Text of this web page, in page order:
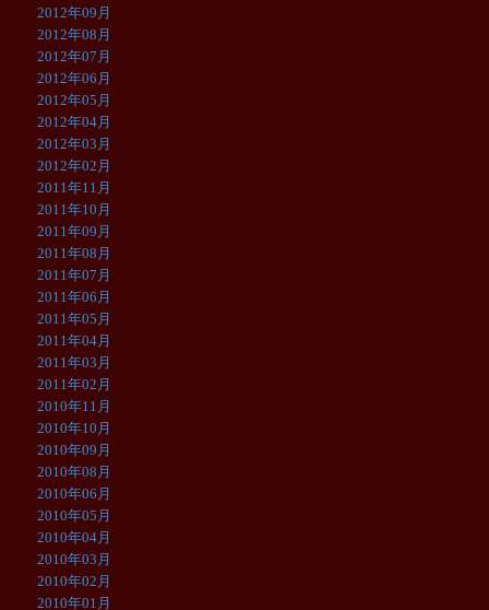
2012年09月
2012年08月
2012年07月
2012年06月
2012年05月
2012年04月
2012年03月
2012年02月
2011年11月
2011年10月
2011年09月
2011年08月
2011年07月
2011年06月
2011年05月
2011年04月
2011年03月
2011年02月
2010年11月
2010年10月
2010年09月
2010年08月
2010年06月
2010年05月
2010年04月
2010年03月
2010年02月
2010年01月